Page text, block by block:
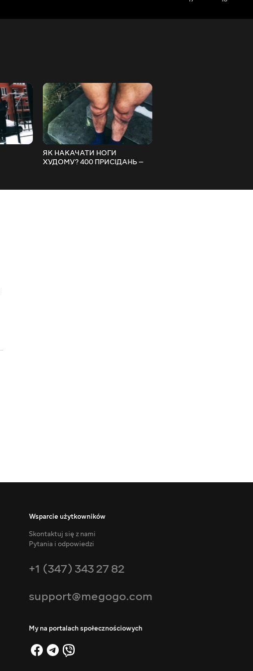
ЯК НАКАЧАТИ НОГИ
ХУДОМУ? 400 ПРИСІДАНЬ —
Wsparcie użytkowników
Skontaktuj się z nami
Pytania i odpowiedzi
+1 (347) 343 27 82
support@megogo.com
My na portalach społecznościowych